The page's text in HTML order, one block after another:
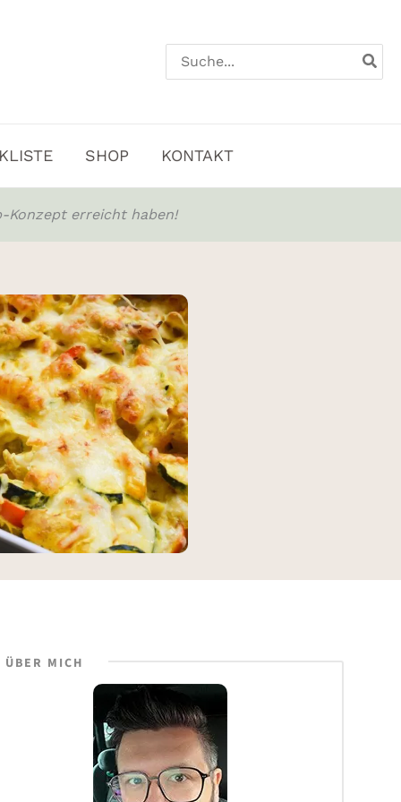
Search
for:
SHOP KONTAKT
Konzept erreicht haben!
ÜBER MICH